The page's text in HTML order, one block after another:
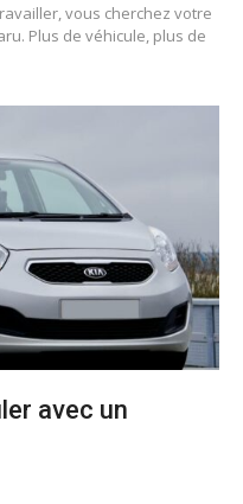
vous cherchez votre
Plus de véhicule, plus de
avec un